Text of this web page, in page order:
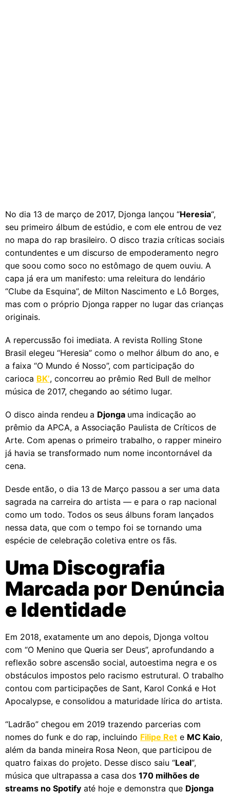
No dia 13 de março de 2017, Djonga lançou “Heresia“,
seu primeiro álbum de estúdio, e com ele entrou de vez
no mapa do rap brasileiro. O disco trazia críticas sociais
contundentes e um discurso de empoderamento negro
que soou como soco no estômago de quem ouviu. A
capa já era um manifesto: uma releitura do lendário
“Clube da Esquina”, de Milton Nascimento e Lô Borges,
mas com o próprio Djonga rapper no lugar das crianças
originais.
A repercussão foi imediata. A revista Rolling Stone
Brasil elegeu “Heresia” como o melhor álbum do ano, e
a faixa “O Mundo é Nosso”, com participação do
carioca BK’, concorreu ao prêmio Red Bull de melhor
música de 2017, chegando ao sétimo lugar.
O disco ainda rendeu a Djonga uma indicação ao
prêmio da APCA, a Associação Paulista de Críticos de
Arte. Com apenas o primeiro trabalho, o rapper mineiro
já havia se transformado num nome incontornável da
cena.
Desde então, o dia 13 de Março passou a ser uma data
sagrada na carreira do artista — e para o rap nacional
como um todo. Todos os seus álbuns foram lançados
nessa data, que com o tempo foi se tornando uma
espécie de celebração coletiva entre os fãs.
Uma Discografia
Marcada por Denúncia
e Identidade
Em 2018, exatamente um ano depois, Djonga voltou
com “O Menino que Queria ser Deus”, aprofundando a
reflexão sobre ascensão social, autoestima negra e os
obstáculos impostos pelo racismo estrutural. O trabalho
contou com participações de Sant, Karol Conká e Hot
Apocalypse, e consolidou a maturidade lírica do artista.
“Ladrão” chegou em 2019 trazendo parcerias com
nomes do funk e do rap, incluindo Filipe Rete MC Kaio,
além da banda mineira Rosa Neon, que participou de
quatro faixas do projeto. Desse disco saiu “Leal“,
música que ultrapassa a casa dos170 milhões de
streams no Spotifyaté hoje e demonstra que Djonga